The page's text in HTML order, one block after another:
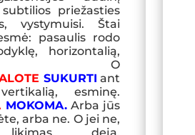
priežasties
vystymuisi. Štai
pasaulis rodo
horizontalią,
O
SUKURTI ant
esminę.
MOKOMA.Arba jūs
arba ne. O jei ne,